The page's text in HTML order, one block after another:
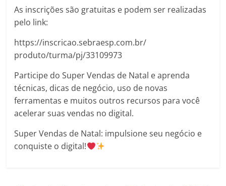
As inscrições são gratuitas e podem ser realizadas
pelo link:
https://inscricao.sebraesp.com.br/
produto/turma/pj/33109973
Participe do Super Vendas de Natal e aprenda
técnicas, dicas de negócio, uso de novas
ferramentas e muitos outros recursos para você
acelerar suas vendas no digital.
Super Vendas de Natal: impulsione seu negócio e
conquiste o digital!